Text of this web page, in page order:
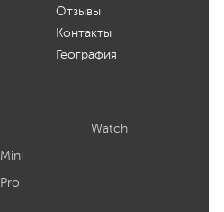
Отзывы
Контакты
География
Watch